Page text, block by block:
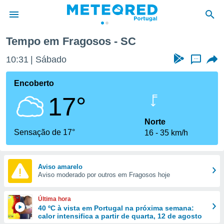
da
foi
fornecidas
a este
das
e
forma
digital
Tempo em Fragosos - SC
10:31 Sábado ...
Encoberto
17°
Sensação de 17°
Norte
16
35 km/h
Aviso amarelo
Aviso moderado por outros em Fragosos hoje
Última hora
40 ºC à vista em Portugal na próxima semana:
calor intensifica a partir de quarta, 12 de agosto